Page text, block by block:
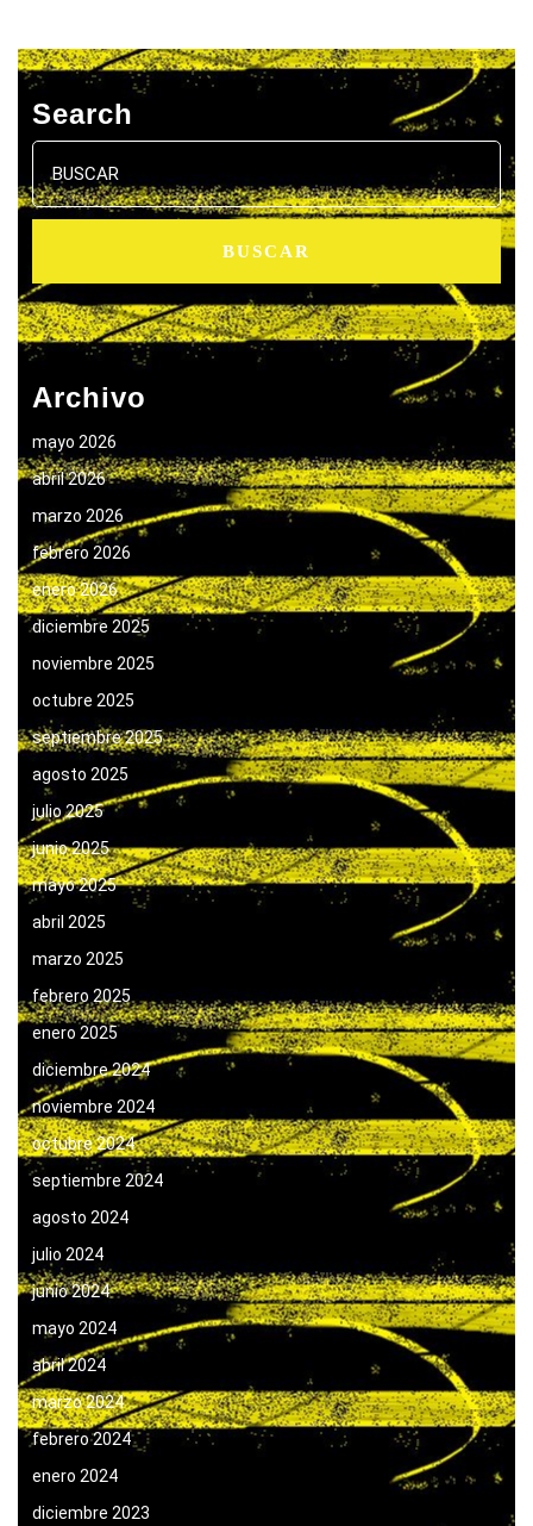
Search
Buscar:
Archivo
mayo 2026
abril 2026
marzo 2026
febrero 2026
enero 2026
diciembre 2025
noviembre 2025
octubre 2025
septiembre 2025
agosto 2025
julio 2025
junio 2025
mayo 2025
abril 2025
marzo 2025
febrero 2025
enero 2025
diciembre 2024
noviembre 2024
octubre 2024
septiembre 2024
agosto 2024
julio 2024
junio 2024
mayo 2024
abril 2024
marzo 2024
febrero 2024
enero 2024
diciembre 2023